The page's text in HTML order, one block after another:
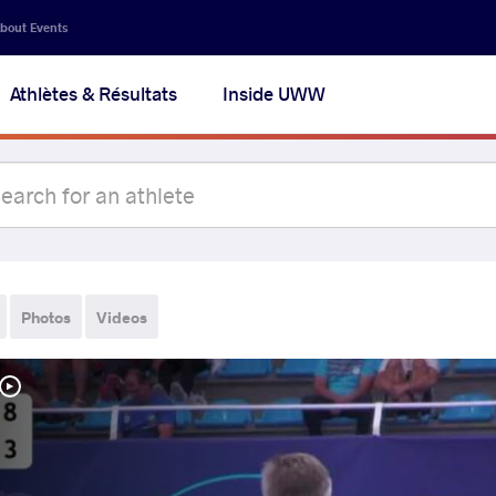
Events
Athlètes & Résultats Inside UWW
Photos Videos